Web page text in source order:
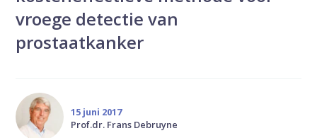
vroege detectie van
prostaatkanker
15 juni 2017
Prof.dr. Frans Debruyne